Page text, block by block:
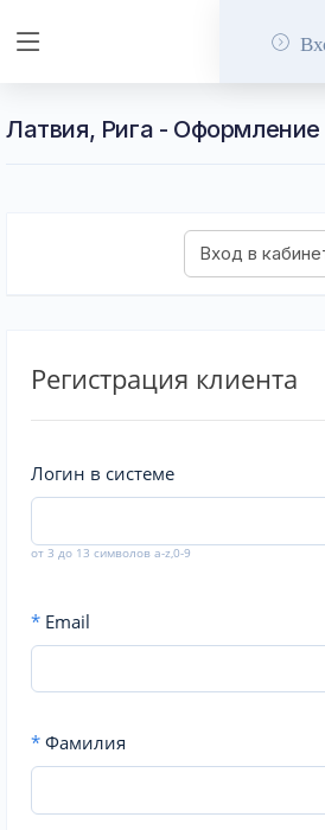
Латвия, Рига - Оформление
Регистрация клиента
Логин в системе
от 3 до 13 символов a-z,0-9
* Email
* Фамилия